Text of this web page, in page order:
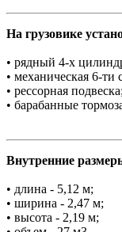
На грузовике
• рядный 4-х
• механическая 6-ти
• рессорная подвеска;
• барабанные
Внутренние
• длина - 5,12 м;
• ширина - 2,47 м;
• высота - 2,19 м;